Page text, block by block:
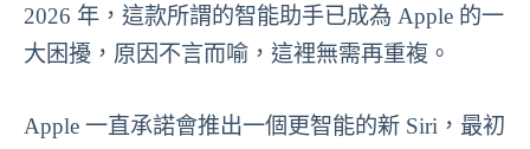
2026 年，這款所謂的智能助手已成為 Apple 的一
大困擾，原因不言而喻，這裡無需再重複。
Apple 一直承諾會推出一個更智能的新 Siri，最初